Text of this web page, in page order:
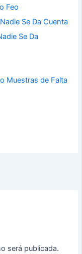
Feo
Se Da
Muestras de Falta
será publicada.